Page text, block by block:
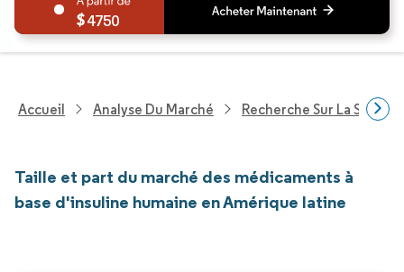
4750
Accueil Analyse Du Marché Recherche Sur La Santé
Taille et part du marché des médicaments à
base d'insuline humaine en Amérique latine